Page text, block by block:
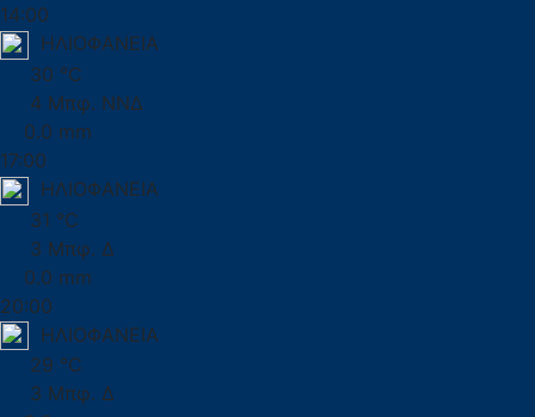
14:00
ΗΛΙΟΦΑΝΕΙΑ
30 °C
4 Μπφ. ΝΝΔ
0.0 mm
17:00
ΗΛΙΟΦΑΝΕΙΑ
31 °C
3 Μπφ. Δ
0.0 mm
20:00
ΗΛΙΟΦΑΝΕΙΑ
29 °C
3 Μπφ. Δ